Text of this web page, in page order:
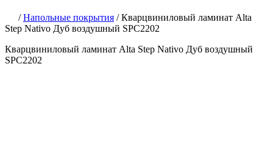
/Напольные покрытия /Кварцвиниловый ламинат Alta
Step Nativo Дуб воздушный SPC2202
Кварцвиниловый ламинат Alta Step Nativo Дуб воздушный
SPC2202